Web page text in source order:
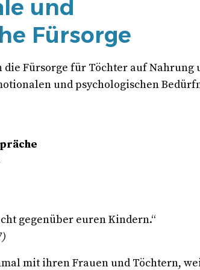
und
Fürsorge
die Fürsorge für Töchter auf Nahrung
und psychologischen
gegenüber euren Kindern.“
mit ihren Frauen und Töchtern,